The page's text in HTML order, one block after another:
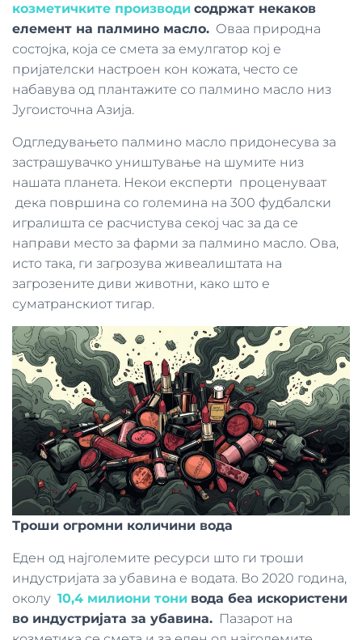
козметичките производи содржат некаков
елемент на палмино масло. Оваа природна
состојка, која се смета за емулгатор кој е
пријателски настроен кон кожата, често се
набавува од плантажите со палмино масло низ
Југоисточна Азија.
Одгледувањето палмино масло придонесува за
застрашувачко уништување на шумите низ
нашата планета. Некои експерти проценуваат
дека површина со големина на 300 фудбалски
игралишта се расчистува секој час за да се
направи место за фарми за палмино масло. Ова,
исто така, ги загрозува живеалиштата на
загрозените диви животни, како што е
суматранскиот тигар.
Троши огромни количини вода
Еден од најголемите ресурси што ги троши
индустријата за убавина е водата. Во 2020 година,
околу 10,4 милиони тони вода беа искористени
во индустријата за убавина. Пазарот на